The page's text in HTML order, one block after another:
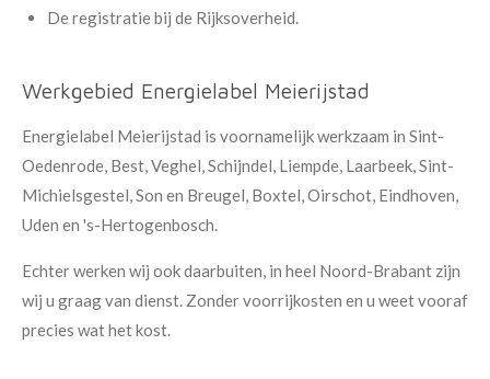
De registratie bij de Rijksoverheid.
Werkgebied Energielabel Meierijstad
Energielabel Meierijstad is voornamelijk werkzaam in Sint-
Oedenrode, Best, Veghel, Schijndel, Liempde, Laarbeek, Sint-
Michielsgestel, Son en Breugel, Boxtel, Oirschot, Eindhoven,
Uden en 's-Hertogenbosch.
Echter werken wij ook daarbuiten, in heel Noord-Brabant zijn
wij u graag van dienst. Zonder voorrijkosten en u weet vooraf
precies wat het kost.